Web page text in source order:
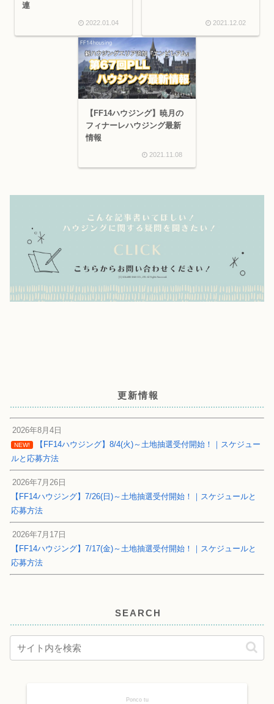
連
2022.01.04 2021.12.02
【FF14ハウジング】暁月の
フィナーレハウジング最新
情報
2021.11.08
更新情報
2026年8月4日
NEW!
【FF14ハウジング】8/4(火)～土地抽選受付開始！｜スケジュー
ルと応募方法
2026年7月26日
【FF14ハウジング】7/26(日)～土地抽選受付開始！｜スケジュールと
応募方法
2026年7月17日
【FF14ハウジング】7/17(金)～土地抽選受付開始！｜スケジュールと
応募方法
SEARCH
Ponco tu